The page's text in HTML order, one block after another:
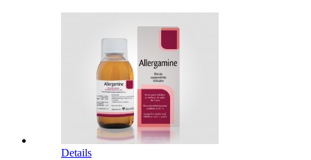
Details